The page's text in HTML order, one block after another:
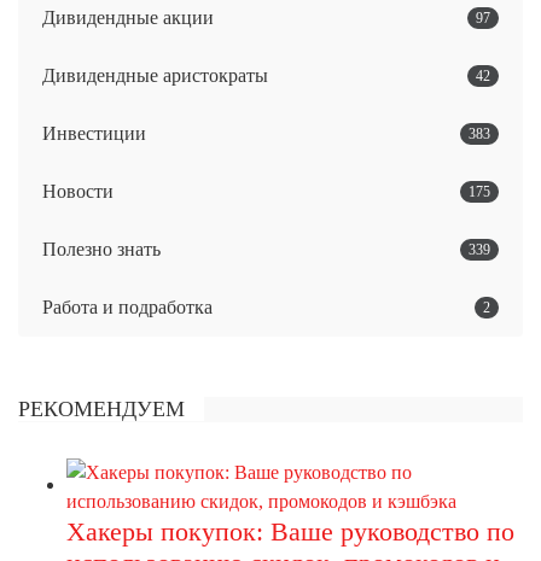
Дивидендные акции 97
Дивидендные аристократы 42
Инвестиции 383
Новости 175
Полезно знать 339
Работа и подработка 2
РЕКОМЕНДУЕМ
Хакеры покупок: Ваше руководство по